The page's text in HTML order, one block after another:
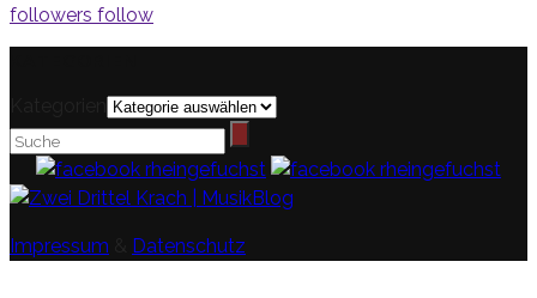
followers follow
Impressum Datenschutz